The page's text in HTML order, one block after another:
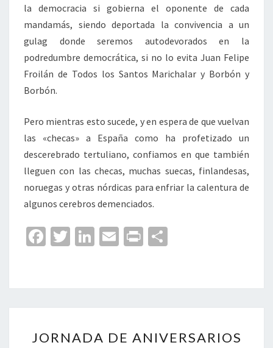
la democracia si gobierna el oponente de cada
mandamás, siendo deportada la convivencia a un
gulag donde seremos autodevorados en la
podredumbre democrática, si no lo evita Juan Felipe
Froilán de Todos los Santos Marichalar y Borbón y
Borbón.
Pero mientras esto sucede, y en espera de que vuelvan
las «checas» a España como ha profetizado un
descerebrado tertuliano, confiamos en que también
lleguen con las checas, muchas suecas, finlandesas,
noruegas y otras nórdicas para enfriar la calentura de
algunos cerebros demenciados.
Fa
o
o
k
T
er
Li
dI
n
E
l
Pr
p
ar
tir
DE
JORNADA DE ANIVERSARIOS